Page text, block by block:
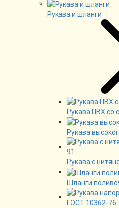
Рукава и шланги
Рукава ПВХ со
Рукава
Рукава с
Шланги